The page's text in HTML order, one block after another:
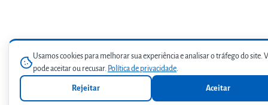
Usamos cookies para melhorar sua experiência e analisar o tráfego do site.
pode aceitar ou recusar. Política de privacidade.
Rejeitar Aceitar